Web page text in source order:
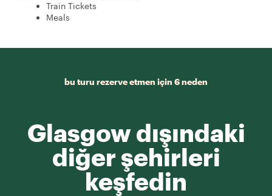
Train Tickets
Meals
bu turu rezerve etmen için 6 neden
Glasgow dışındaki
diğer şehirleri
keşfedin